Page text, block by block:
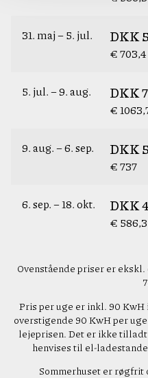
31. maj – 5. jul. DKK
€703,4
5. jul. – 9. aug. DKK
€
9. aug. – 6. sep. DKK
€737
6. sep. – 18. okt. DKK
€ 586,3
Ovenstående priser er
Pris per uge er inkl. 90
overstigende 90 KwH per
lejeprisen. Det er ikke
henvises til el-
Sommerhuset er